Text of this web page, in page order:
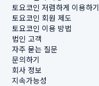
토요코인 저렴하게 이용하기
토요코인 회원 제도
토요코인 이용 방법
법인 고객
자주 묻는 질문
문의하기
회사 정보
지속가능성